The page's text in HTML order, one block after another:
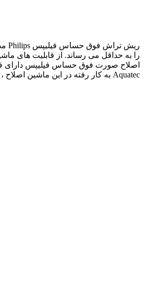
را به حداقل می رساند. از قابلیت های
Aquatec به کار رفته در این ماشین اصلاح ، امکان استفاده به دو صورت خشک و مرطوب را با استفاده از ژل ریش تراش و یا کف ریش تراش به شما می دهد.